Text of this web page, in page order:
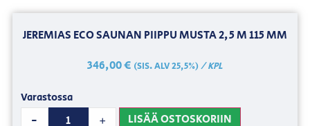
JEREMIAS ECO SAUNAN PIIPPU MUSTA 2,5 M 115 MM
346,00€ (SIS. ALV 25,5%)/ KPL
Varastossa
- + LISÄÄ OSTOSKORIIN